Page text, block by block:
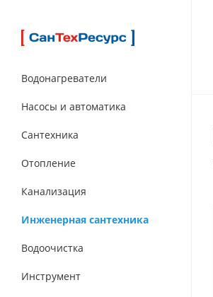
Водонагреватели
Насосы и автоматика
Сантехника
Отопление
Канализация
Инженерная сантехника
Водоочистка
Инструмент